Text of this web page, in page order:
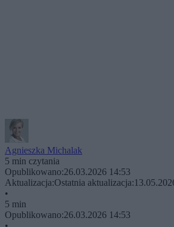
Agnieszka Michalak
5 min czytania
Opublikowano:26.03.2026 14:53
Aktualizacja:Ostatnia aktualizacja:
•
5 min
Opublikowano:26.03.2026 14:53